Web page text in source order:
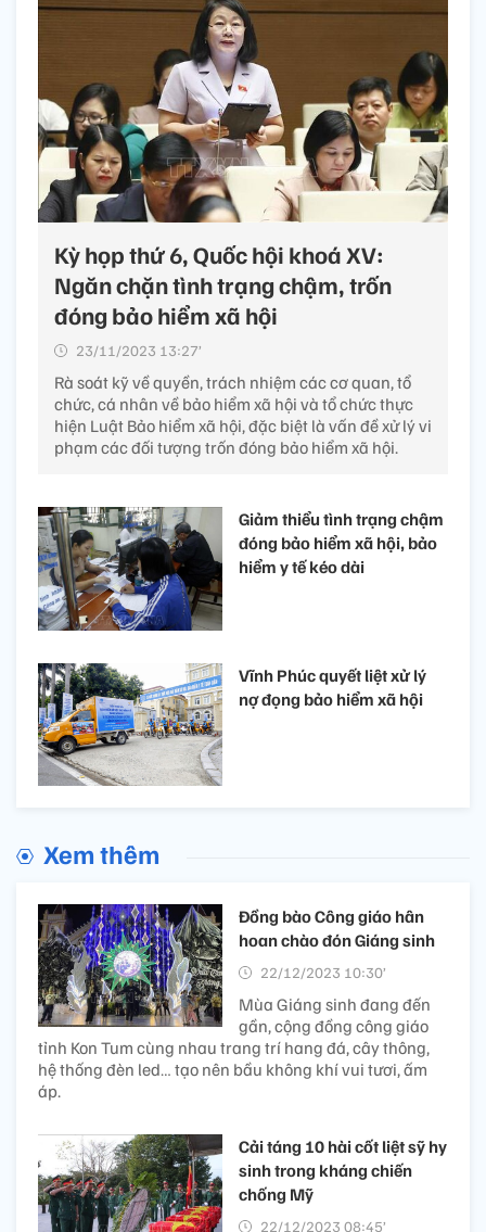
Kỳ họp thứ 6, Quốc hội khoá XV:
Ngăn chặn tình trạng chậm, trốn
đóng bảo hiểm xã hội
23/11/2023 13:27’
Rà soát kỹ về quyền, trách nhiệm các cơ quan, tổ
chức, cá nhân về bảo hiểm xã hội và tổ chức thực
hiện Luật Bảo hiểm xã hội, đặc biệt là vấn đề xử lý vi
phạm các đối tượng trốn đóng bảo hiểm xã hội.
Giảm thiểu tình trạng chậm
đóng bảo hiểm xã hội, bảo
hiểm y tế kéo dài
Vĩnh Phúc quyết liệt xử lý
nợ đọng bảo hiểm xã hội
Xem thêm
Đồng bào Công giáo hân
hoan chào đón Giáng sinh
22/12/2023 10:30’
Mùa Giáng sinh đang đến
gần, cộng đồng công giáo
tỉnh Kon Tum cùng nhau trang trí hang đá, cây thông,
hệ thống đèn led… tạo nên bầu không khí vui tươi, ấm
áp.
Cải táng 10 hài cốt liệt sỹ hy
sinh trong kháng chiến
chống Mỹ
22/12/2023 08:45’